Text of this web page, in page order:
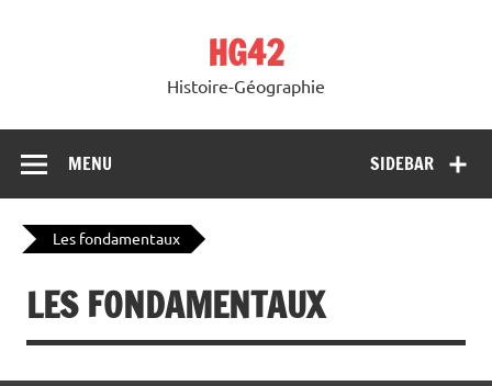
HG42
Histoire-Géographie
SIDEBAR
MENU
Les fondamentaux
LES FONDAMENTAUX